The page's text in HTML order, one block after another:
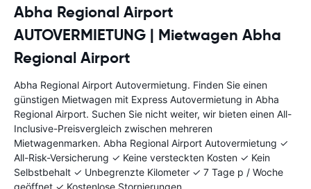
Abha Regional Airport
AUTOVERMIETUNG | Mietwagen Abha
Regional Airport
Abha Regional Airport Autovermietung. Finden Sie einen
günstigen Mietwagen mit Express Autovermietung in Abha
Regional Airport. Suchen Sie nicht weiter, wir bieten einen All-
Inclusive-Preisvergleich zwischen mehreren
Mietwagenmarken. Abha Regional Airport Autovermietung ✓
All-Risk-Versicherung ✓ Keine versteckten Kosten ✓ Kein
Selbstbehalt ✓ Unbegrenzte Kilometer ✓ 7 Tage p / Woche
geöffnet ✓ Kostenlose Stornierungen